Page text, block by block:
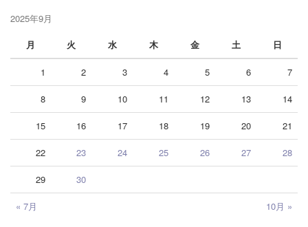
2025年9月
月
火 水 木 金 土 日
« 7月 10月 »
1 2 3 4 5 6 7
8 9 10 11 12 13 14
15 16 17 18 19 20 21
22 23 24 25 26 27 28
29 30